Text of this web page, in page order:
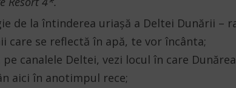
de la întinderea uriașă a Deltei Dunării –
care se reflectă în apă, te vor încânta;
canalele Deltei, vezi locul în care
aici în anotimpul rece;